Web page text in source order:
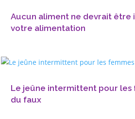
Aucun aliment ne devrait être
votre alimentation
Le jeûne intermittent pour les
du faux